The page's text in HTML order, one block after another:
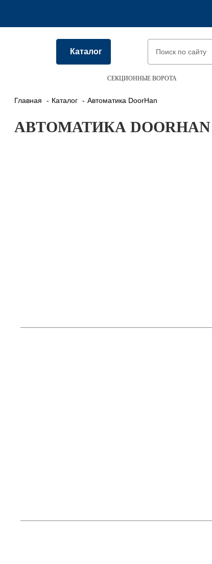
Каталог
СЕКЦИОННЫЕ ВОРОТА
Главная Каталог Автоматика DoorHan
АВТОМАТИКА DOORHAN